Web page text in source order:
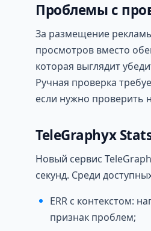
Проблемы с
За размещение
просмотров вместо
которая выглядит
Ручная проверка
если нужно проверить
TeleGraphyx
Новый сервис
секунд. Среди
ERR с контекстом:
признак проблем;